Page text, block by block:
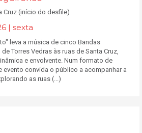
Cruz (início do desfile)
| sexta
leva a música de cinco Bandas
Torres Vedras às ruas de Santa Cruz,
e envolvente. Num formato de
evento convida o público a acompanhar a
as ruas (...)